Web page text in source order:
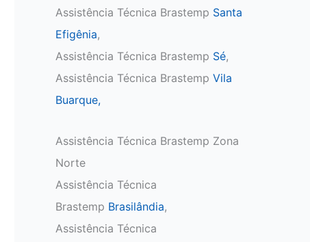
Assistência Técnica Brastemp Santa
Efigênia,
Assistência Técnica Brastemp Sé,
Assistência Técnica Brastemp Vila
Buarque,
Assistência Técnica Brastemp Zona
Norte
Assistência Técnica
Brastemp Brasilândia,
Assistência Técnica